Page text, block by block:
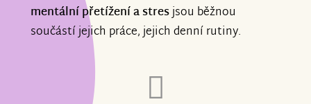
mentální přetížení a stresjsou běžnou
součástí jejich práce, jejich denní rutiny.